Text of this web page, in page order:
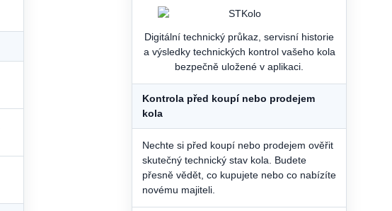
Digitální technický průkaz, servisní historie
a výsledky technických kontrol vašeho kola
bezpečně uložené v aplikaci.
Kontrola před koupí nebo prodejem
kola
Nechte si před koupí nebo prodejem ověřit
skutečný technický stav kola. Budete
přesně vědět, co kupujete nebo co nabízíte
novému majiteli.